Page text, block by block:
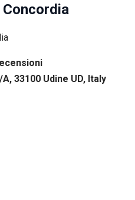
ecensioni
33100 Udine UD, Italy